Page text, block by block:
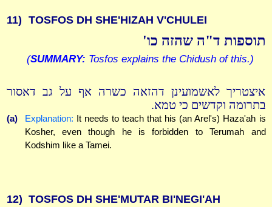
11) TOSFOS DH SHE'HIZAH V'CHULEI
תוספות ד"ה שהזה כו'
(SUMMARY: Tosfos explains the Chidush of this.)
איצטריך לאשמועינן דהזאה כשרה אף על גב דאסור
בתרומה וקדשים כי טמא.
(a) Explanation: It needs to teach that his (an Arel's) Haza'ah is
Kosher, even though he is forbidden to Terumah and
Kodshim like a Tamei.
12) TOSFOS DH SHE'MUTAR BI'NEGI'AH